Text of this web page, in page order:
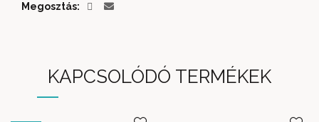
Megosztás
KAPCSOLÓDÓ TERMÉKEK